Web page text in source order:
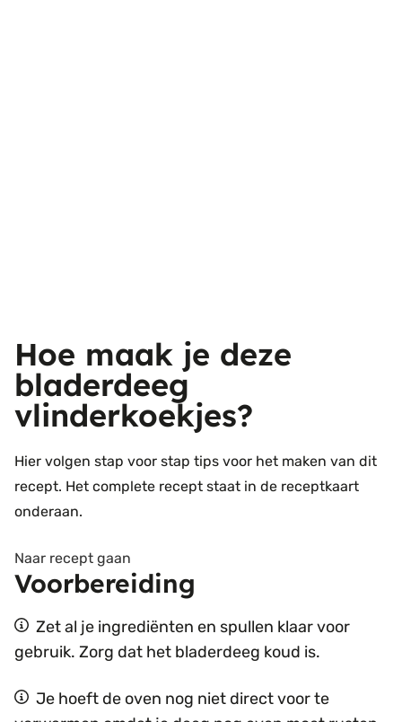
Hoe maak je deze
bladerdeeg
vlinderkoekjes?
Hier volgen stap voor stap tips voor het maken van dit
recept. Het complete recept staat in de receptkaart
onderaan.
Naar recept gaan
Voorbereiding
Zet al je ingrediënten en spullen klaar voor
gebruik. Zorg dat het bladerdeeg koud is.
Je hoeft de oven nog niet direct voor te